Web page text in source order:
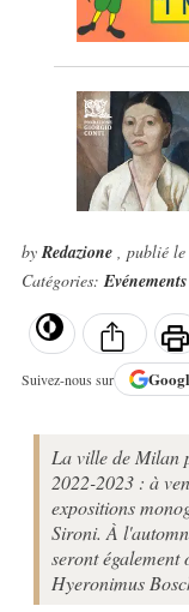
byRedazione , publié le
Catégories:
Suivez-nous sur
La ville de Milan
2022-2023 : à
expositions
Sironi. À
seront également
Hyeronimus